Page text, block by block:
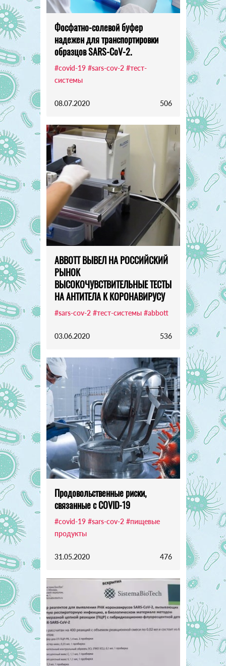
Фосфатно-солевой буфер
надежен для транспортировки
образцов SARS-CoV-2.
#covid-19 #sars-cov-2 #тест-
системы
08.07.2020 506
ABBOTT ВЫВЕЛ НА РОССИЙСКИЙ
РЫНОК
ВЫСОКОЧУВСТВИТЕЛЬНЫЕ ТЕСТЫ
НА АНТИТЕЛА К КОРОНАВИРУСУ
#sars-cov-2 #тест-системы #abbott
03.06.2020 536
Продовольственные риски,
связанные с COVID-19
#covid-19 #sars-cov-2 #пищевые
продукты
31.05.2020 476